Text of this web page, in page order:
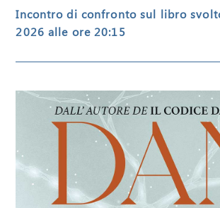
Incontro di confronto sul libro
2026 alle ore 20:15